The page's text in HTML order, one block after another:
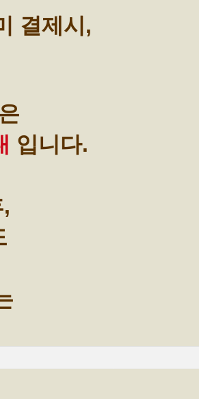
결제시,
입니다.